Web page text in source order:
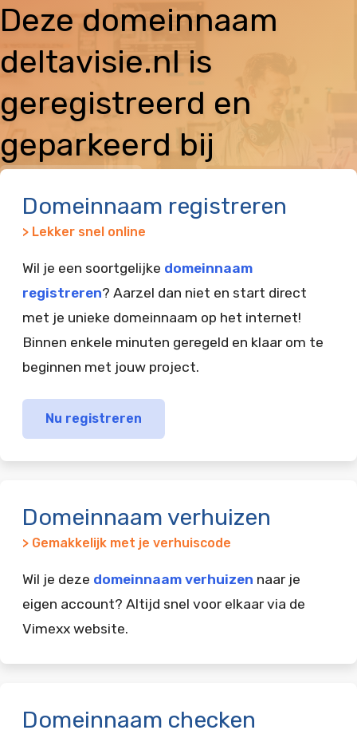
Deze domeinnaam
deltavisie.nl is
geregistreerd en
geparkeerd bij
Domeinnaam registreren
> Lekker snel online
Wil je een soortgelijke domeinnaam
registreren? Aarzel dan niet en start direct
met je unieke domeinnaam op het internet!
Binnen enkele minuten geregeld en klaar om te
beginnen met jouw project.
Nu registreren
Domeinnaam verhuizen
> Gemakkelijk met je verhuiscode
Wil je deze domeinnaam verhuizen naar je
eigen account? Altijd snel voor elkaar via de
Vimexx website.
Domeinnaam checken